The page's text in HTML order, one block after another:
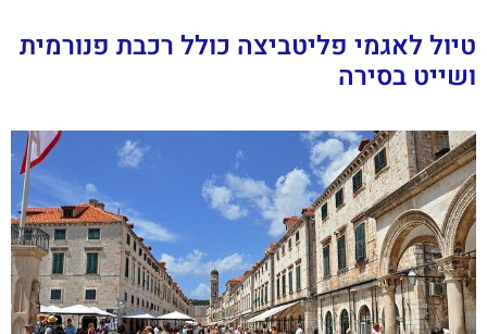
טיול לאגמי פליטביצה כולל רכבת פנורמית
ושייט בסירה